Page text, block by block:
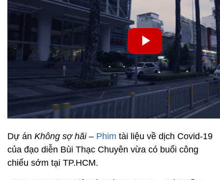
Dự án Không sợ hãi– Phim tài liệu về dịch Covid-19
của đạo diễn Bùi Thạc Chuyên vừa có buổi công
chiếu sớm tại TP.HCM.